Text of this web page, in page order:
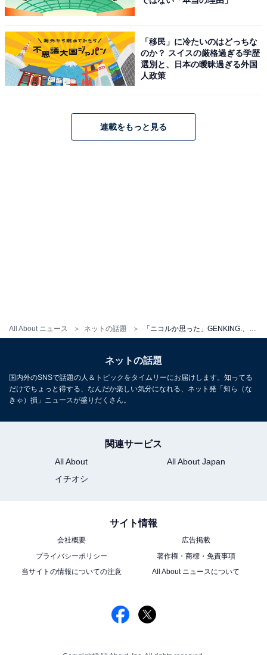
All About ニュース ネットの話題 「ニコルか思った」GENKING.、谷間あらわな大胆ドレス姿に反響！ 「やばーーーーい」「深キョンかと」
「移民」に冷たいのはどっちな
のか？ スイスの厳格過ぎる学歴
選別と、日本の曖昧過ぎる外国
人政策
連載をもっと見る
ネットの話題
国内外のSNSで話題の人＆トピックをタイムリーにお届けします。知ってる
だけでちょっと得する、なんだか楽しい気分になれる、ネット発「知ら（な
きゃ）損」ニュースが盛りだくさん。
関連サービス
All About
All About Japan
イチオシ
サイト情報
会社概要
広告掲載
プライバシーポリシー
著作権・商標・免責事項
当サイトの情報についての注意
All About ニュースについて